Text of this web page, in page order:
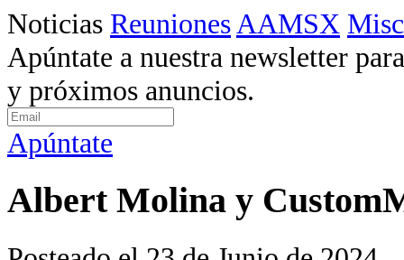
Noticias Reuniones AAMSX
Apúntate a nuestra newsletter
y próximos anuncios.
Apúntate
Albert Molina y